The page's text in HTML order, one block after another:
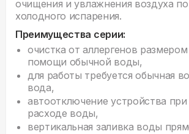
очищения и увлажнения воздуха
холодного испарения.
Преимущества серии:
очистка от аллергенов
помощи обычной воды,
для работы требуется обычная
вода,
автоотключение устройства
расходе воды,
вертикальная заливка воды